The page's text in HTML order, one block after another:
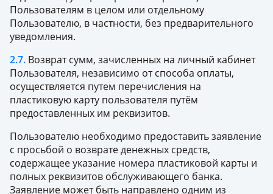
Пользователям в целом или отдельному
Пользователю, в частности, без предварительного
уведомления.
2.7. Возврат сумм, зачисленных на личный кабинет
Пользователя, независимо от способа оплаты,
осуществляется путем перечисления на
пластиковую карту пользователя путём
предоставленных им реквизитов.
Пользователю необходимо предоставить заявление
с просьбой о возврате денежных средств,
содержащее указание номера пластиковой карты и
полных реквизитов обслуживающего банка.
Заявление может быть направлено одним из